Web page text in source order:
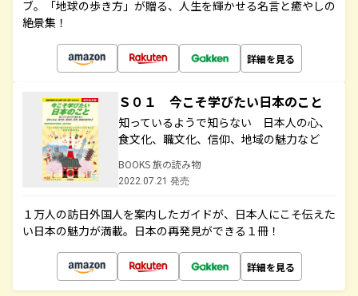
ブ。「地球の歩き方」が贈る、人生を輝かせる名言と癒やしの
絶景集！
詳細を見る
Ｓ０１ 今こそ学びたい日本のこと
知っているようで知らない 日本人の心、
食文化、職文化、信仰、地域の魅力など
BOOKS 旅の読み物
2022.07.21 発売
１万人の訪日外国人を案内したガイドが、日本人にこそ伝えた
い日本の魅力が満載。日本の再発見ができる１冊！
詳細を見る